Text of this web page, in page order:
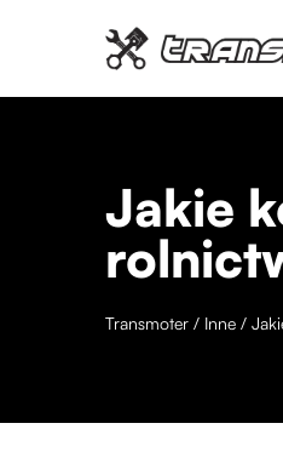
Jakie
Transmoter / Inne /